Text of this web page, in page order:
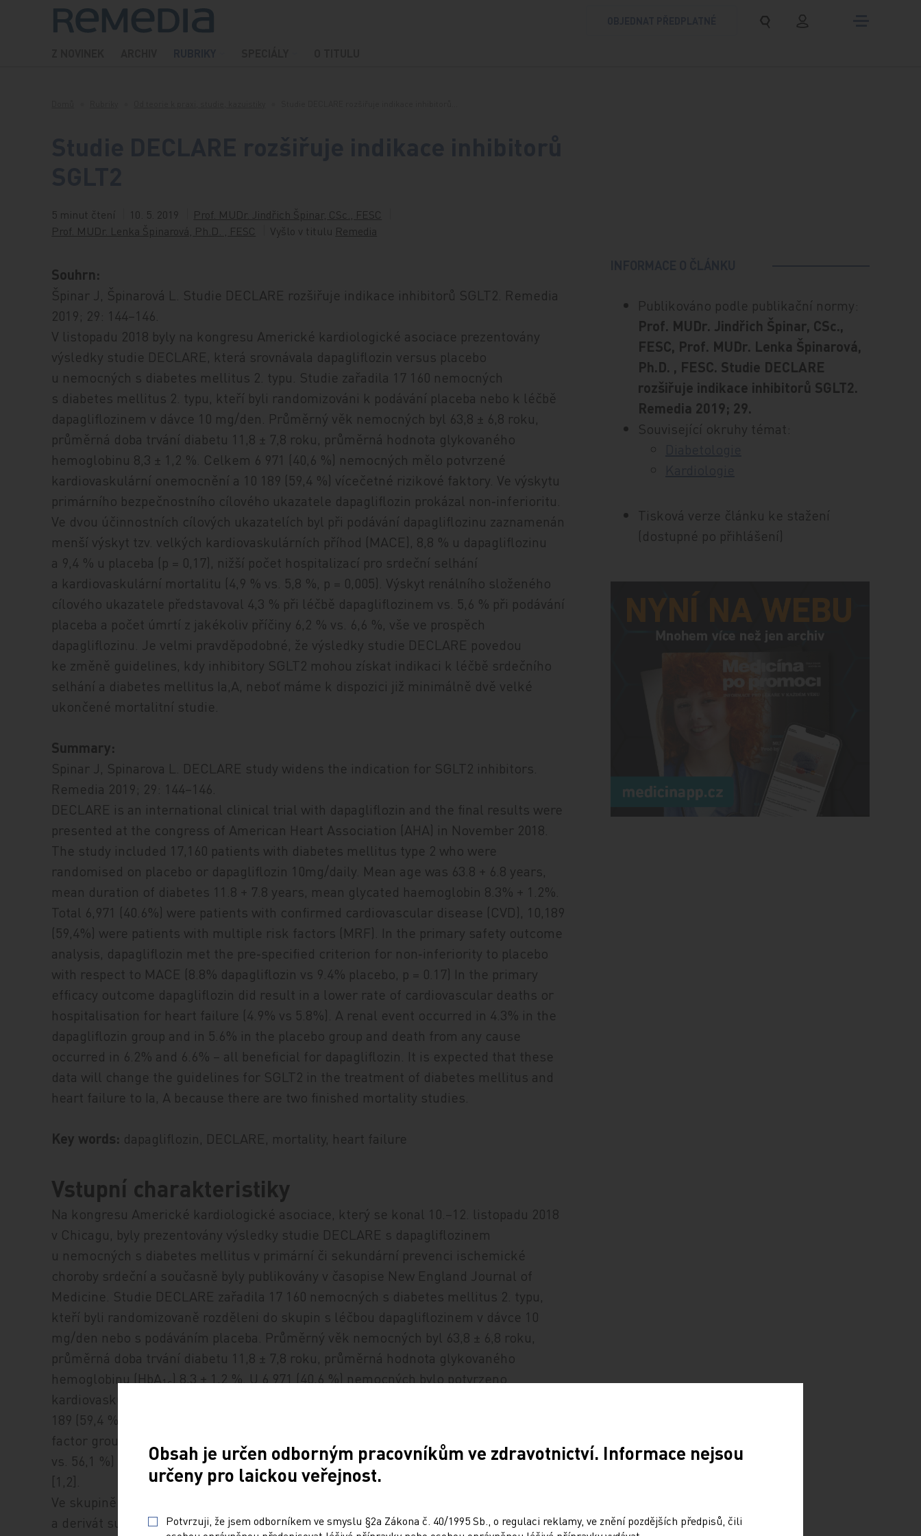
Přeskočit na obsah
5 minut čtení 10. 5. 2019
Prof. MUDr. Jindřich Špinar, CSc., FESC
Prof. MUDr. Lenka Špinarová, Ph.D. , FESC
Vyšlo v titulu Remedia
Souhrn:
Špinar J, Špinarová L. Studie DECLARE rozšiřuje indikace inhibitorů SGLT2. Remedia
2019; 29: 144–146.
V listopadu 2018 byly na kongresu Americké kardiologické asociace prezentovány
výsledky studie DECLARE, která srovnávala dapagliflozin versus placebo
u nemocných s diabetes mellitus 2. typu. Studie zařadila 17 160 nemocných
s diabetes mellitus 2. typu, kteří byli randomizováni k podávání placeba nebo k léčbě
dapagliflozinem v dávce 10 mg/den. Průměrný věk nemocných byl 63,8 ± 6,8 roku,
průměrná doba trvání diabetu 11,8 ± 7,8 roku, průměrná hodnota glykovaného
hemoglobinu 8,3 ± 1,2 %. Celkem 6 971 (40,6 %) nemocných mělo potvrzené
kardiovaskulární onemocnění a 10 189 (59,4 %) vícečetné rizikové faktory. Ve výskytu
primárního bezpečnostního cílového ukazatele dapagliflozin prokázal non‑inferioritu.
Ve dvou účinnostních cílových ukazatelích byl při podávání dapagliflozinu zaznamenán
menší výskyt tzv. velkých kardiovaskulárních příhod (MACE), 8,8 % u dapagliflozinu
a 9,4 % u placeba (p = 0,17), nižší počet hospitalizací pro srdeční selhání
a kardiovaskulární mortalitu (4,9 % vs. 5,8 %, p = 0,005). Výskyt renálního složeného
cílového ukazatele představoval 4,3 % při léčbě dapagliflozinem vs. 5,6 % při podávání
placeba a počet úmrtí z jakékoliv příčiny 6,2 % vs. 6,6 %, vše ve prospěch
dapagliflozinu. Je velmi pravděpodobné, že výsledky studie DECLARE povedou
ke změně guidelines, kdy inhibitory SGLT2 mohou získat indikaci k léčbě srdečního
selhání a diabetes mellitus Ia,A, neboť máme k dispozici již minimálně dvě velké
ukončené mortalitní studie.
Summary:
Spinar J, Spinarova L. DECLARE study widens the indication for SGLT2 inhibitors.
Remedia 2019; 29: 144–146.
DECLARE is an international clinical trial with dapagliflozin and the final results were
presented at the congress of American Heart Association (AHA) in November 2018.
The study included 17,160 patients with diabetes mellitus type 2 who were
randomised on placebo or dapagliflozin 10mg/daily. Mean age was 63.8 + 6.8 years,
mean duration of diabetes 11.8 + 7.8 years, mean glycated haemoglobin 8.3% + 1.2%.
Total 6,971 (40.6%) were patients with confirmed cardiovascular disease (CVD), 10,189
(59,4%) were patients with multiple risk factors (MRF). In the primary safety outcome
analysis, dapagliflozin met the pre‑specified criterion for non‑inferiority to placebo
with respect to MACE (8.8% dapagliflozin vs 9.4% placebo, p = 0.17) In the primary
efficacy outcome dapagliflozin did result in a lower rate of cardiovascular deaths or
hospitalisation for heart failure (4.9% vs 5.8%). A renal event occurred in 4.3% in the
dapagliflozin group and in 5.6% in the placebo group and death from any cause
occurred in 6.2% and 6.6% – all beneficial for dapagliflozin. It is expected that these
data will change the guidelines for SGLT2 in the treatment of diabetes mellitus and
heart failure to Ia, A because there are two finished mortality studies.
Key words: dapagliflozin, DECLARE, mortality, heart failure
Vstupní charakteristiky
Na kongresu Americké kardiologické asociace, který se konal 10.–12. listopadu 2018
v Chicagu, byly prezentovány výsledky studie DECLARE s dapagliflozinem
u nemocných s diabetes mellitus v primární či sekundární prevenci ischemické
choroby srdeční a současně byly publikovány v časopise New England Journal of
Medicine. Studie DECLARE zařadila 17 160 nemocných s diabetes mellitus 2. typu,
kteří byli randomizovaně rozděleni do skupin s léčbou dapagliflozinem v dávce 10
mg/den nebo s podáváním placeba. Průměrný věk nemocných byl 63,8 ± 6,8 roku,
průměrná doba trvání diabetu 11,8 ± 7,8 roku, průměrná hodnota glykovaného
hemoglobinu (HbA1c) 8,3 ± 1,2 %. U 6 971 (40,6 %) nemocných bylo potvrzeno
kardiovaskulární onemocnění (tzv. skupina CVD, cardiovascular disease group) a u 10
189 (59,4 %) byly přítomny vícečetné rizikové faktory (tzv. skupina MRF, multiple risk
factor group). Pacienti s kardiovaskulárním onemocněním byli častěji muži (72,1 %
vs. 56,1 %) a měli podobnou délku trvání diabetes mellitus (12,0 roku vs. 11,7 roku)
[1,2].
Ve skupině s kardiovaskulárním onemocněním byl častěji podáván metformin
a derivát sulfonylurey než ve skupině s rizikovými faktory a byl zde také častěji
Publikováno podle publikační normy:
Prof. MUDr. Jindřich Špinar, CSc.,
FESC, Prof. MUDr. Lenka Špinarová,
Ph.D. , FESC. Studie DECLARE
rozšiřuje indikace inhibitorů SGLT2.
Remedia 2019; 29.
Související okruhy témat:
Tisková verze článku ke stažení
(dostupné po přihlášení)
Obsah je určen odborným pracovníkům ve zdravotnictví. Informace nejsou
určeny pro laickou veřejnost.
Potvrzuji, že jsem odborníkem ve smyslu §2a Zákona č. 40/1995 Sb., o regulaci reklamy, ve znění pozdějších předpisů, čili